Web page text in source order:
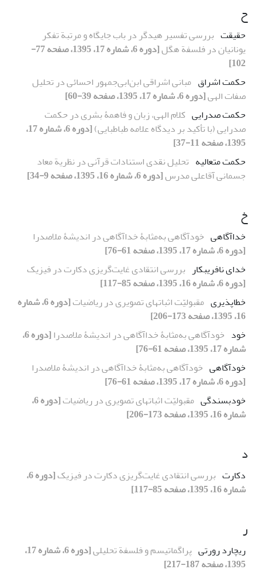
ح
حقیقت بررسی تفسیر هیدگر در باب جایگاه و مرتبة تفکر
یونانیان در فلسفة هگل
[دوره 6، شماره 17، 1395، صفحه 77-
102]
حکمت اشراق مبانی اشراقی ابن‌ابی‌جمهور احسائی در تحلیل
صفات الهی[دوره 6، شماره 17، 1395، صفحه 39-60]
حکمت صدرایی کلام الهی، زبان و فاهمۀ بشری در حکمت
صدرایی (با تأکید بر دیدگاه علامه طباطبایی)
[دوره 6، شماره 17،
1395، صفحه 11-37]
حکمت متعالیه تحلیل نقدی استنادات قرآنی در نظریة معاد
جسمانی آقاعلی مدرس[دوره 6، شماره 16، 1395، صفحه 9-34]
خ
خداآگاهی خودآگاهی به‌مثابۀ خداآگاهی در اندیشۀ ملاصدرا
[دوره 6، شماره 17، 1395، صفحه 61-76]
خدای نافریبکار بررسی انتقادی غایت‌گریزی دکارت در فیزیک
[دوره 6، شماره 16، 1395، صفحه 85-117]
خطاپذیری مقبولیّت اثباتهای تصویری در ریاضیات
[دوره 6، شماره
16، 1395، صفحه 173-206]
خود خودآگاهی به‌مثابۀ خداآگاهی در اندیشۀ ملاصدرا
[دوره 6،
شماره 17، 1395، صفحه 61-76]
خودآگاهی خودآگاهی به‌مثابۀ خداآگاهی در اندیشۀ ملاصدرا
[دوره 6، شماره 17، 1395، صفحه 61-76]
خودبسندگی مقبولیّت اثباتهای تصویری در ریاضیات
[دوره 6،
شماره 16، 1395، صفحه 173-206]
د
دکارت بررسی انتقادی غایت‌گریزی دکارت در فیزیک
[دوره 6،
شماره 16، 1395، صفحه 85-117]
ر
ریچارد رورتی پراگماتیسم و فلسفة تحلیلی
[دوره 6، شماره 17،
1395، صفحه 187-217]